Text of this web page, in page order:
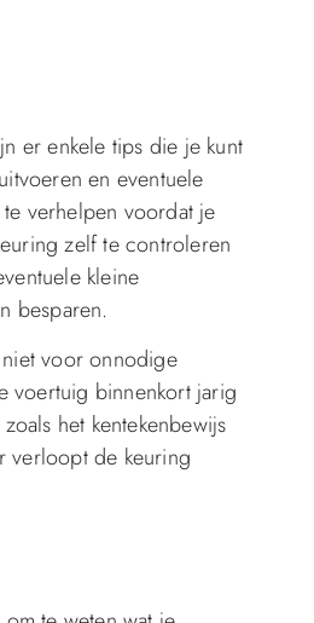
er enkele tips die je kunt
en eventuele
verhelpen voordat je
zelf te controleren
kleine
besparen.
voor onnodige
voertuig binnenkort jarig
het kentekenbewijs
verloopt de keuring